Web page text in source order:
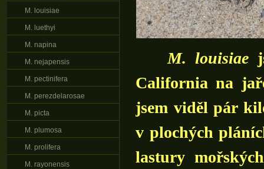
M. louisiae
California na
jsem viděl pár
v plochých
lastury
M. louisiae
M. luethyi
M. napina
M. nejapensis
M. pectinifera
M. perezdelarosae
M. picta
M. plumosa
M. prolifera
M. rayonensis